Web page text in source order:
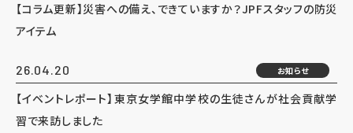
【コラム更新】災害への備え、できていますか？JPFスタッフの防災
アイテム
26.04.20 お知らせ
【イベントレポート】東京女学館中学校の生徒さんが社会貢献学
習で来訪しました